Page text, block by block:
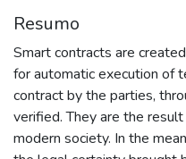
Resumo
Smart contracts are
for automatic execution of
contract by the parties,
verified. They are the
modern society. In the